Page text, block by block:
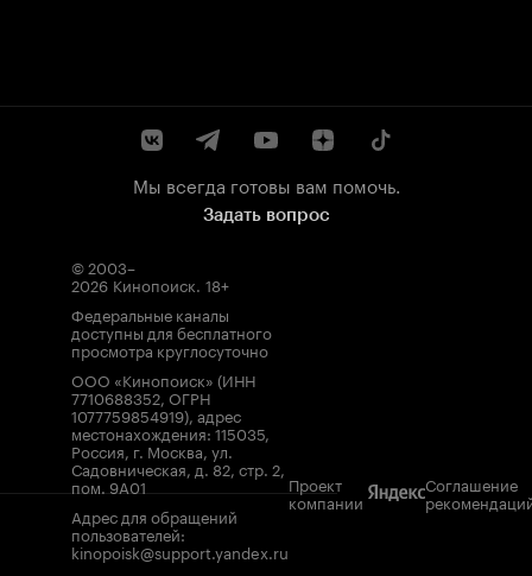
Мы всегда готовы вам помочь.
Задать вопрос
© 2003–
2026 Кинопоиск. 18+
Федеральные каналы
доступны для бесплатного
просмотра круглосуточно
ООО «Кинопоиск» (ИНН
7710688352, ОГРН
1077759854919), адрес
местонахождения: 115035,
Россия, г. Москва, ул.
Садовническая, д. 82, стр. 2,
пом. 9А01
Адрес для обращений
пользователей:
kinopoisk@support.yandex.ru
Проект
компании
Соглашение